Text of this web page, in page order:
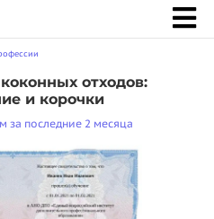
отходов:
и корочки
за последние 2 месяца